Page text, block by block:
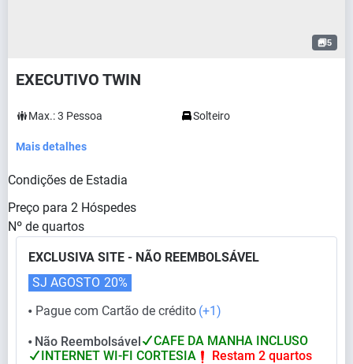
5
EXECUTIVO TWIN
Max.:3 Pessoa Solteiro
Mais detalhes
Condições de Estadia
Preço para 2 Hóspedes
Nº de quartos
EXCLUSIVA SITE - NÃO REEMBOLSÁVEL
⬤ Pague com Cartão de crédito (+1)
SJ AGOSTO 20%
⬤ Não Reembolsável
CAFE DA MANHA INCLUSO
INTERNET WI-FI CORTESIA
Restam 2 quartos